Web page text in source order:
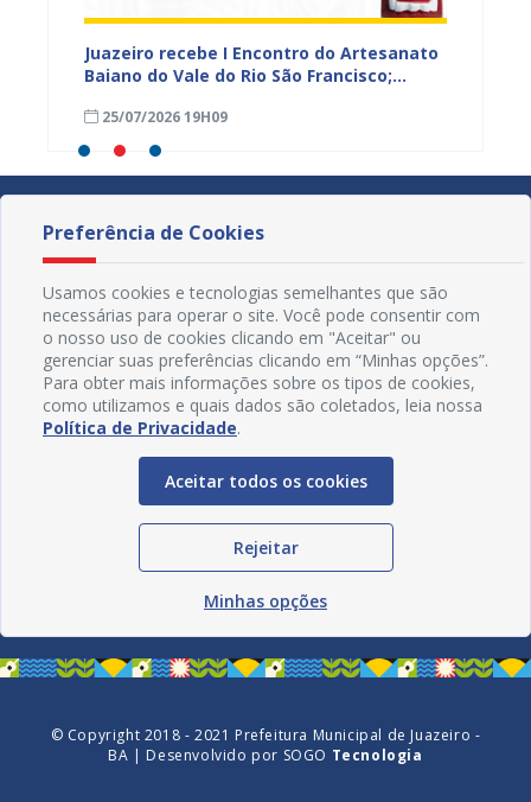
Juazeiro recebe I Encontro do Artesanato
Baiano do Vale do Rio São Francisco;
25/07/2026 19H09
Redes Sociais
© Copyright 2018 - 2021 Prefeitura Municipal de Juazeiro -
BA | Desenvolvido por SOGO Tecnologia
Preferência de Cookies
Usamos cookies e tecnologias semelhantes que são
necessárias para operar o site. Você pode consentir com
o nosso uso de cookies clicando em "Aceitar" ou
gerenciar suas preferências clicando em “Minhas opções”.
Para obter mais informações sobre os tipos de cookies,
como utilizamos e quais dados são coletados, leia nossa
Política de Privacidade.
Aceitar todos os cookies
Rejeitar
Minhas opções